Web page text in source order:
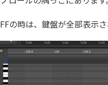
の時は、鍵盤が全部表示